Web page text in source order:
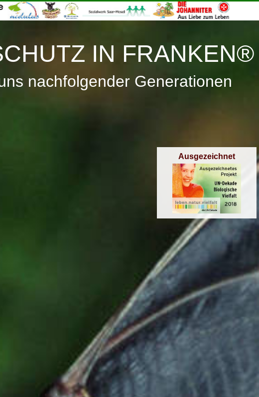
Menü
IN FRANKEN®
nachfolgender Generationen
Ausgezeichnet